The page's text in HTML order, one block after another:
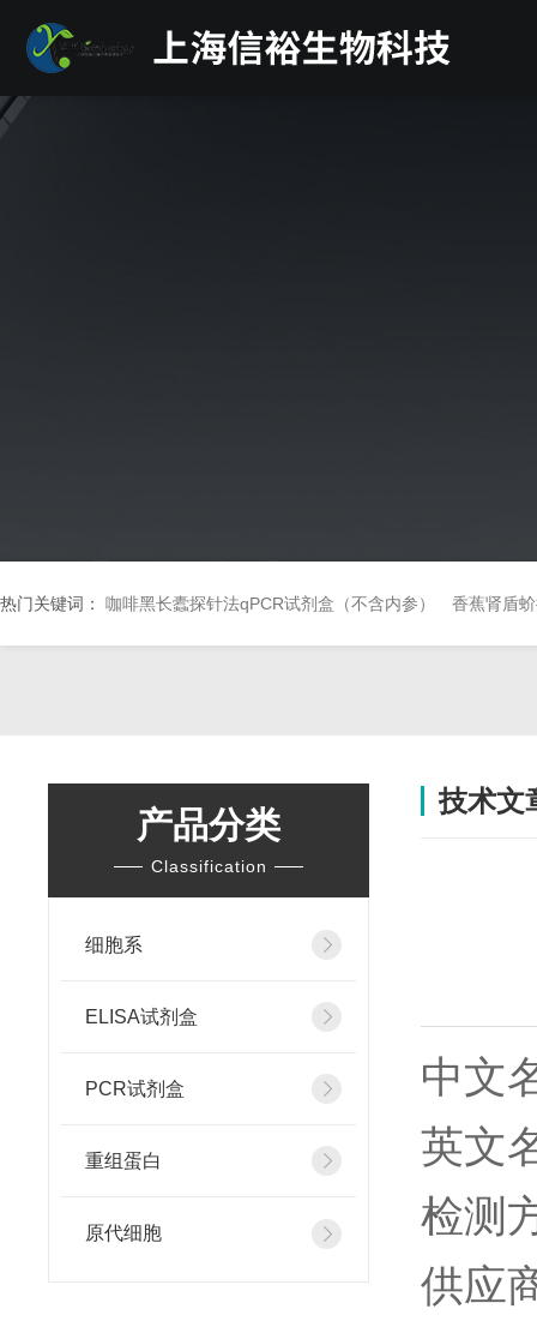
热门关键词： 咖啡黑长蠹探针法qPCR试剂盒（不含内参） 香蕉肾盾
产品分类
Classification
细胞系
ELISA试剂盒
PCR试剂盒
重组蛋白
原代细胞
技术文
中文
英文
检测
供应